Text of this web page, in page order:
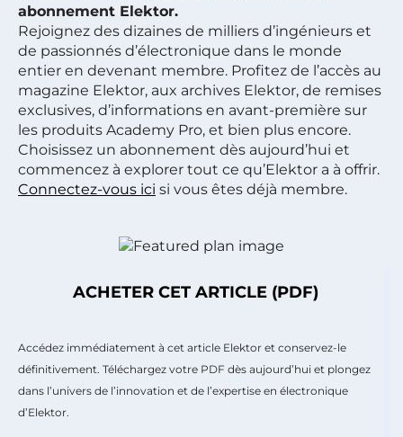
abonnement Elektor.
Rejoignez des dizaines de milliers d’ingénieurs et
de passionnés d’électronique dans le monde
entier en devenant membre. Profitez de l’accès au
magazine Elektor, aux archives Elektor, de remises
exclusives, d’informations en avant-première sur
les produits Academy Pro, et bien plus encore.
Choisissez un abonnement dès aujourd’hui et
commencez à explorer tout ce qu’Elektor a à offrir.
Connectez-vous ici si vous êtes déjà membre.
ACHETER CET ARTICLE (PDF)
Accédez immédiatement à cet article Elektor et conservez-le
définitivement. Téléchargez votre PDF dès aujourd’hui et plongez
dans l’univers de l’innovation et de l’expertise en électronique
d’Elektor.